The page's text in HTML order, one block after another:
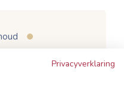
Privacyverklaring